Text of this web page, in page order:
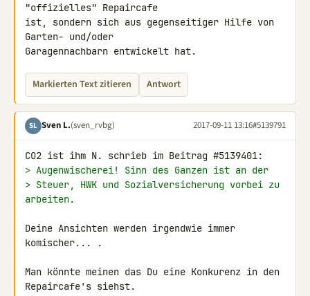
"offizielles" Repaircafe
ist, sondern sich aus gegenseitiger Hilfe von
Garten- und/oder
Garagennachbarn entwickelt hat.
Markierten Text zitieren Antwort
SL Sven L.(sven_rvbg) 2017-09-11 13:16#5139791
> Augenwischerei! Sinn des Ganzen ist an der
> Steuer, HWK und Sozialversicherung vorbei zu
arbeiten.
Deine Ansichten werden irgendwie immer
komischer... .
Man könnte meinen das Du eine Konkurenz in den
Repaircafe's siehst.